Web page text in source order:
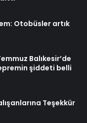
Otobüsler artık
Balıkesir’de
şiddeti belli
Teşekkür